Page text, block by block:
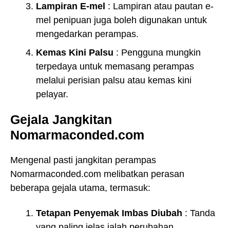
Lampiran E-mel : Lampiran atau pautan e-
mel penipuan juga boleh digunakan untuk
mengedarkan perampas.
Kemas Kini Palsu : Pengguna mungkin
terpedaya untuk memasang perampas
melalui perisian palsu atau kemas kini
pelayar.
Gejala Jangkitan
Nomarmaconded.com
Mengenal pasti jangkitan perampas
Nomarmaconded.com melibatkan perasan
beberapa gejala utama, termasuk:
Tetapan Penyemak Imbas Diubah : Tanda